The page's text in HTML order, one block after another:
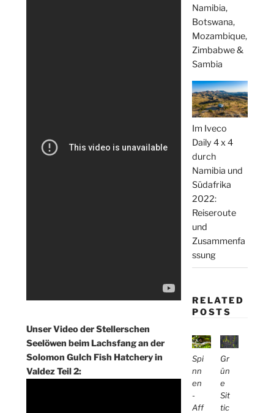
Unser Video der Stellerschen
Seelöwen beim Lachsfang an der
Solomon Gulch Fish Hatchery in
Valdez Teil 2:
Namibia,
Botswana,
Mozambique,
Zimbabwe &
Sambia
Im Iveco
Daily 4 x 4
durch
Namibia und
Südafrika
2022:
Reiseroute
und
Zusammenfa
ssung
RELATED
POSTS
Spi
nn
en
-
Aff
Gr
ün
e
Sit
tic